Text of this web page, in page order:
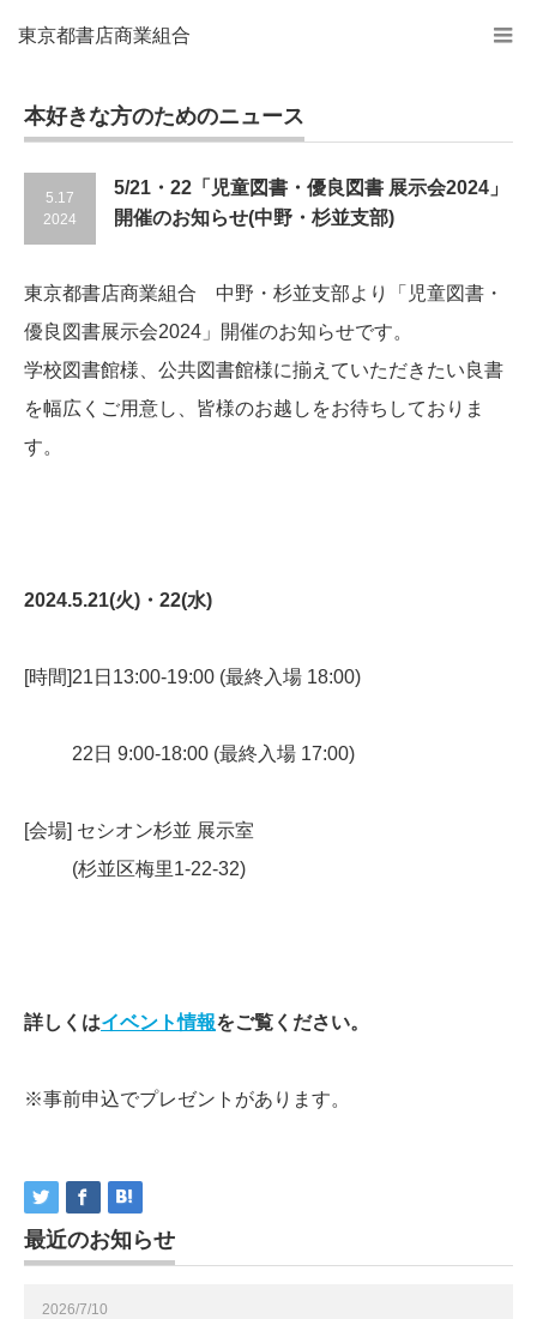
東京都書店商業組合
本好きな方のためのニュース
5.17
2024
5/21・22「児童図書・優良図書 展示会2024」
開催のお知らせ(中野・杉並支部)
東京都書店商業組合 中野・杉並支部より「児童図書・
優良図書展示会2024」開催のお知らせです。
学校図書館様、公共図書館様に揃えていただきたい良書
を幅広くご用意し、皆様のお越しをお待ちしておりま
す。
2024.5.21(火)・22(水)
[時間]21日13:00-19:00 (最終入場 18:00)
22日 9:00-18:00 (最終入場 17:00)
[会場] セシオン杉並 展示室
(杉並区梅里1-22-32)
詳しくはイベント情報をご覧ください。
※事前申込でプレゼントがあります。
最近のお知らせ
2026/7/10